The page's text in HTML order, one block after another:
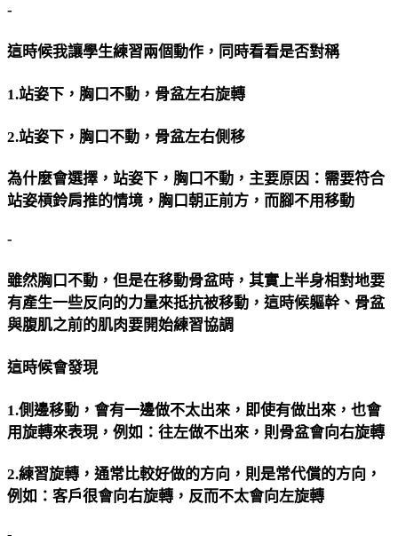
-
這時候我讓學生練習兩個動作，同時看看是否對稱
1.站姿下，胸口不動，骨盆左右旋轉
2.站姿下，胸口不動，骨盆左右側移
為什麼會選擇，站姿下，胸口不動，主要原因：需要符合
站姿槓鈴肩推的情境，胸口朝正前方，而腳不用移動
-
雖然胸口不動，但是在移動骨盆時，其實上半身相對地要
有產生一些反向的力量來抵抗被移動，這時候軀幹、骨盆
與腹肌之前的肌肉要開始練習協調
這時候會發現
1.側邊移動，會有一邊做不太出來，即使有做出來，也會
用旋轉來表現，例如：往左做不出來，則骨盆會向右旋轉
2.練習旋轉，通常比較好做的方向，則是常代償的方向，
例如：客戶很會向右旋轉，反而不太會向左旋轉